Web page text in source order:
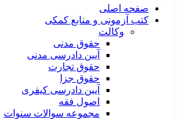
صفحه اصلی
کتب آزمونی و منابع کمکی
وکالت
حقوق مدنی
آیین دادرسی مدنی
حقوق تجارت
حقوق جزا
آیین دادرسی کیفری
اصول فقه
مجموعه سوالات سنوات